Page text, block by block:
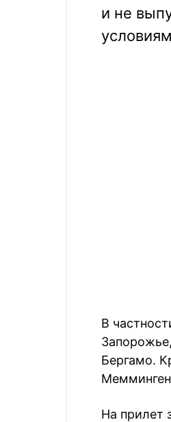
и не
В
Бергамо.
На прилет